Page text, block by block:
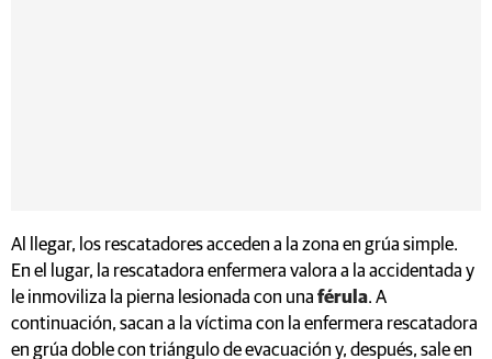
Al llegar, los rescatadores acceden a la zona en grúa simple.
En el lugar, la rescatadora enfermera valora a la accidentada y
le inmoviliza la pierna lesionada con una férula. A
continuación, sacan a la víctima con la enfermera rescatadora
en grúa doble con triángulo de evacuación y, después, sale en